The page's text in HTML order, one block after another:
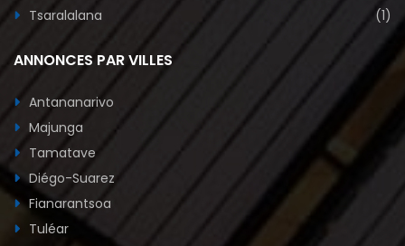
Tsaralalana
(1)
ANNONCES PAR VILLES
Antananarivo
Majunga
Tamatave
Diégo-Suarez
Fianarantsoa
Tuléar